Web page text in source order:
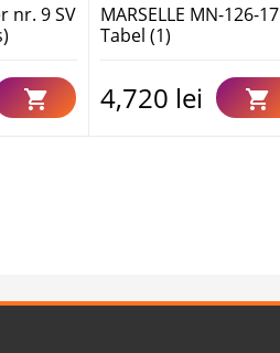
nr. 9 SV
MARSELLE MN-126-17
Tabel (1)
4,720 lei